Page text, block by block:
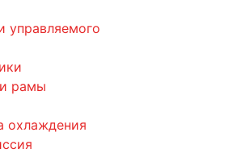
управляемого
рамы
охлаждения